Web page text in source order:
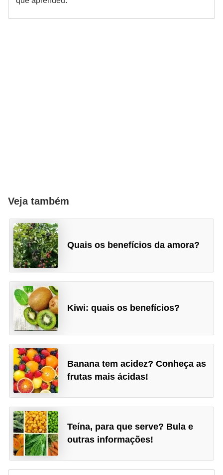
Veja também
Quais os benefícios da amora?
Kiwi: quais os benefícios?
Banana tem acidez? Conheça as
frutas mais ácidas!
Teína, para que serve? Bula e
outras informações!